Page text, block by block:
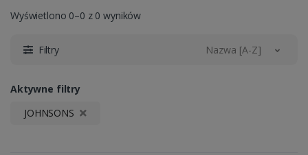
Wyświetlono 0–0 z 0 wyników
Filtry Nazwa [A-Z]
Aktywne filtry
JOHNSONS